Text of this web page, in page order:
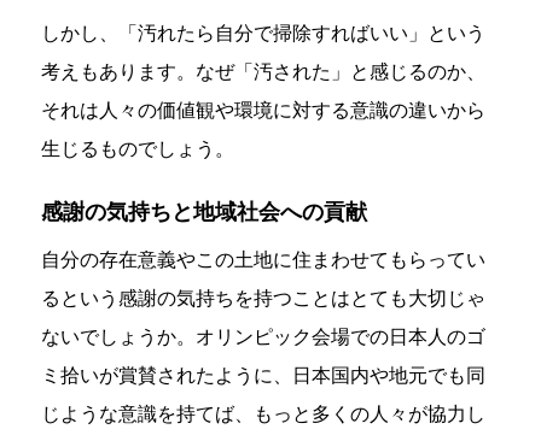
しかし、「汚れたら自分で掃除すればいい」という
考えもあります。なぜ「汚された」と感じるのか、
それは人々の価値観や環境に対する意識の違いから
生じるものでしょう。
感謝の気持ちと地域社会への貢献
自分の存在意義やこの土地に住まわせてもらってい
るという感謝の気持ちを持つことはとても大切じゃ
ないでしょうか。オリンピック会場での日本人のゴ
ミ拾いが賞賛されたように、日本国内や地元でも同
じような意識を持てば、もっと多くの人々が協力し